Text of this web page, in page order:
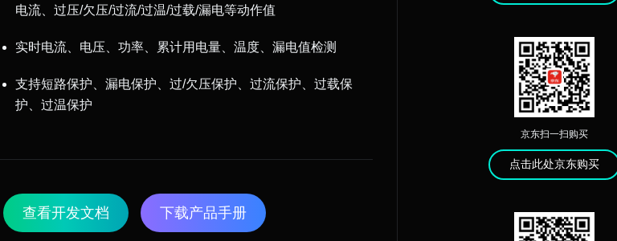
电流、过压/欠压/过流/过温/过载/漏电等动作值
实时电流、电压、功率、累计用电量、温度、漏电值检测
支持短路保护、漏电保护、过/欠压保护、过流保护、过载保
护、过温保护
查看开发文档 下载产品手册
京东扫一扫购买
点击此处京东购买